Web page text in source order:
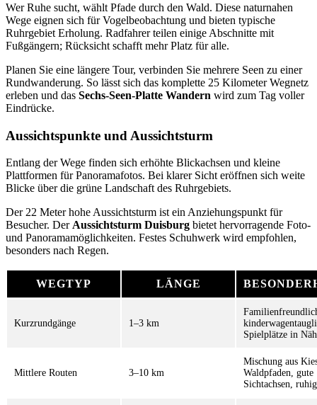
Wer Ruhe sucht, wählt Pfade durch den Wald. Diese naturnahen
Wege eignen sich für Vogelbeobachtung und bieten typische
Ruhrgebiet Erholung. Radfahrer teilen einige Abschnitte mit
Fußgängern; Rücksicht schafft mehr Platz für alle.
Planen Sie eine längere Tour, verbinden Sie mehrere Seen zu einer
Rundwanderung. So lässt sich das komplette 25 Kilometer Wegnetz
erleben und das Sechs-Seen-Platte Wandern wird zum Tag voller
Eindrücke.
Aussichtspunkte und Aussichtsturm
Entlang der Wege finden sich erhöhte Blickachsen und kleine
Plattformen für Panoramafotos. Bei klarer Sicht eröffnen sich weite
Blicke über die grüne Landschaft des Ruhrgebiets.
Der 22 Meter hohe Aussichtsturm ist ein Anziehungspunkt für
Besucher. Der Aussichtsturm Duisburg bietet hervorragende Foto-
und Panoramamöglichkeiten. Festes Schuhwerk wird empfohlen,
besonders nach Regen.
WEGTYP LÄNGE
Kurzrundgänge 1–3 km
Spielplätze in
Mittlere Routen 3–10 km
Mischung aus
Waldpfaden, gute
Sichtachsen,